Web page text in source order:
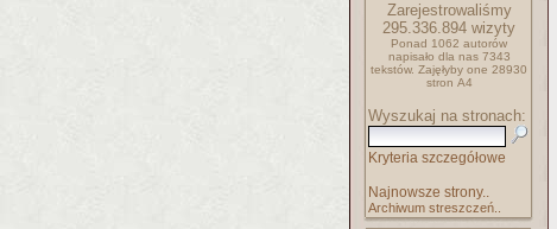
Zarejestrowaliśmy
295.336.894 wizyty
Ponad 1062 autorów
napisało dla nas 7343
tekstów. Zajęłyby one 28930
stron A4
Wyszukaj na stronach:
Kryteria szczegółowe
Najnowsze strony..
Archiwum streszczeń..